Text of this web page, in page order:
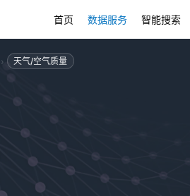
首页 数据服务 智能搜索
› 天气/空气质量